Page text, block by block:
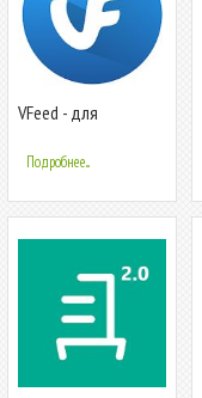
VFeed - для
Подробнее...